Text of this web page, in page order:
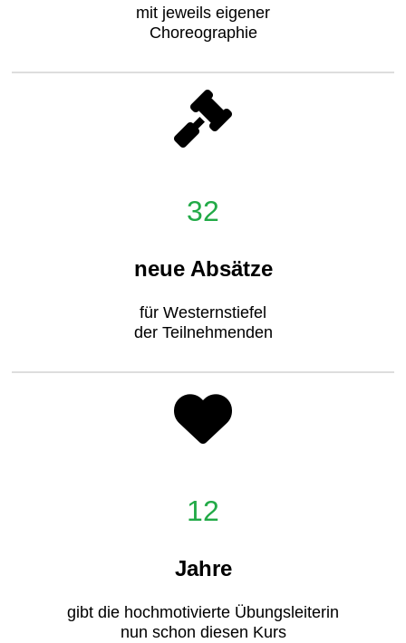
mit jeweils eigener
Choreographie
32
neue Absätze
für Westernstiefel
der Teilnehmenden
12
Jahre
gibt die hochmotivierte Übungsleiterin
nun schon diesen Kurs